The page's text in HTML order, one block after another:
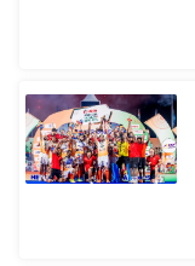
स
उ
द्यो